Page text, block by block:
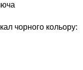
чорного кольору: